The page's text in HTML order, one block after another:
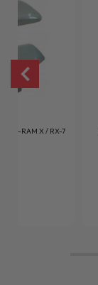
SZ-RAM X / RX-7